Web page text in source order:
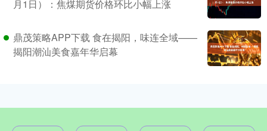
月1日）：焦煤期货价格环比小幅上涨
鼎茂策略APP下载 食在揭阳，味连全域——
揭阳潮汕美食嘉年华启幕